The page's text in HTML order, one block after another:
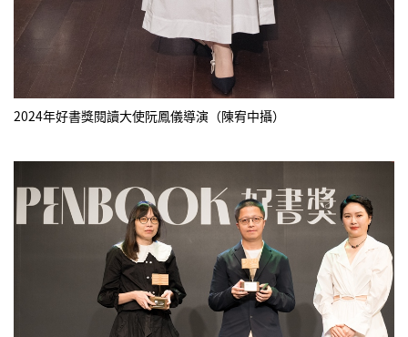
2024年好書獎閱讀大使阮鳳儀導演（陳宥中攝）​​